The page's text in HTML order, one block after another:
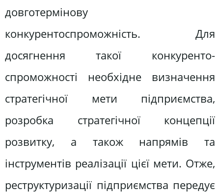
довготермінову
конкурентоспроможність. Для
досягнення такої конкуренто-
спроможності необхідне визначення
стратегічної мети підприємства,
розробка стратегічної концепції
розвитку, а також напрямів та
інструментів реалізації цієї мети. Отже,
реструктуризації підприємства передує